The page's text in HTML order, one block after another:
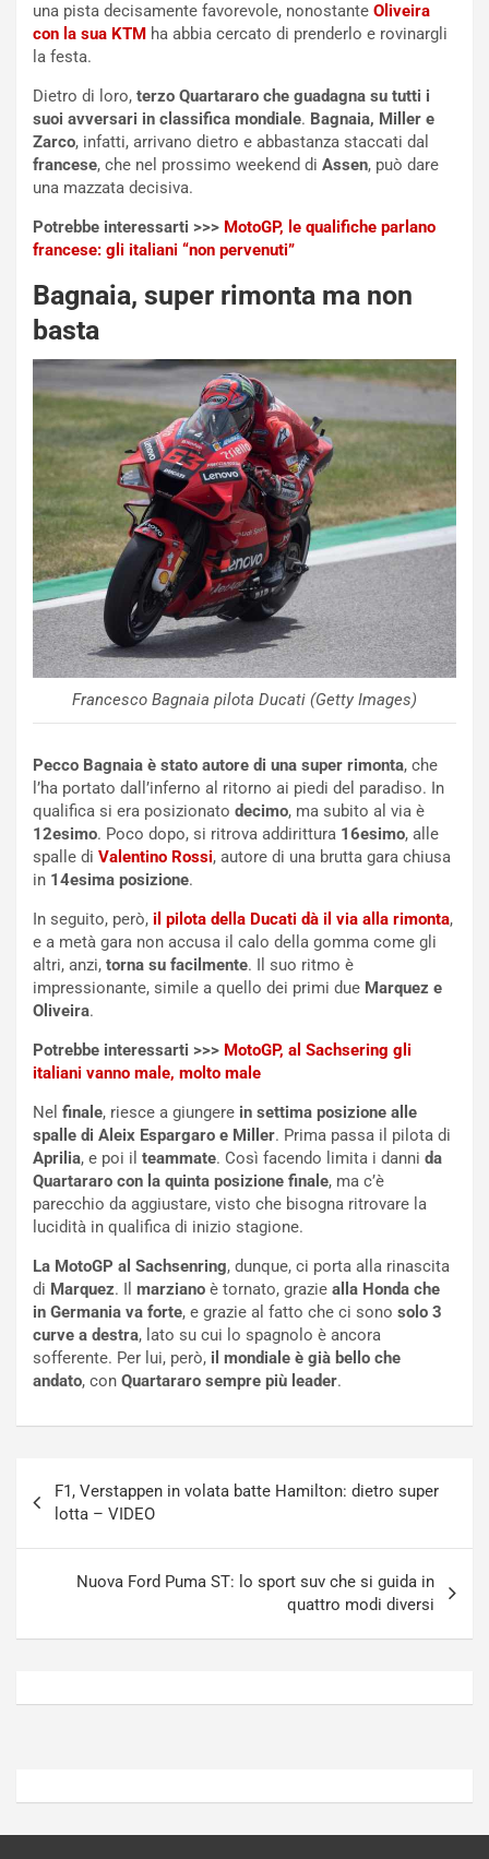
una pista decisamente favorevole, nonostante Oliveira
con la sua KTM ha abbia cercato di prenderlo e rovinargli
la festa.
Dietro di loro, terzo Quartararo che guadagna su tutti i
suoi avversari in classifica mondiale. Bagnaia, Miller e
Zarco, infatti, arrivano dietro e abbastanza staccati dal
francese, che nel prossimo weekend di Assen, può dare
una mazzata decisiva.
Potrebbe interessarti >>> MotoGP, le qualifiche parlano
francese: gli italiani “non pervenuti”
Bagnaia, super rimonta ma non
basta
Francesco Bagnaia pilota Ducati (Getty Images)
Pecco Bagnaia è stato autore di una super rimonta, che
l’ha portato dall’inferno al ritorno ai piedi del paradiso. In
qualifica si era posizionato decimo, ma subito al via è
12esimo. Poco dopo, si ritrova addirittura 16esimo, alle
spalle di Valentino Rossi, autore di una brutta gara chiusa
in 14esima posizione.
In seguito, però, il pilota della Ducati dà il via alla rimonta,
e a metà gara non accusa il calo della gomma come gli
altri, anzi, torna su facilmente. Il suo ritmo è
impressionante, simile a quello dei primi due Marquez e
Oliveira.
Potrebbe interessarti >>> MotoGP, al Sachsering gli
italiani vanno male, molto male
Nel finale, riesce a giungere in settima posizione alle
spalle di Aleix Espargaro e Miller. Prima passa il pilota di
Aprilia, e poi il teammate. Così facendo limita i danni da
Quartararo con la quinta posizione finale, ma c’è
parecchio da aggiustare, visto che bisogna ritrovare la
lucidità in qualifica di inizio stagione.
La MotoGP al Sachsenring, dunque, ci porta alla rinascita
di Marquez. Il marziano è tornato, grazie alla Honda che
in Germania va forte, e grazie al fatto che ci sono solo 3
curve a destra, lato su cui lo spagnolo è ancora
sofferente. Per lui, però, il mondiale è già bello che
andato, con Quartararo sempre più leader.
articoli
F1, Verstappen in volata batte Hamilton: dietro super
lotta – VIDEO
Nuova Ford Puma ST: lo sport suv che si guida in
quattro modi diversi
o
O
a
o
d
a
e
a
d
G
P
d
e
B
a
h
a
n
F
A
S
m
e
n
s
e
a
C
o
a
N
o
u
S
p
Agosto
Admin
e
n
g
e
D
D
F
o
m
a
1
E
U
n
E
s
p
e
n
z
a
G
u
d
a
P
e
g
e
v
o
e
e
n
o
z
V
D
Agosto
Admin